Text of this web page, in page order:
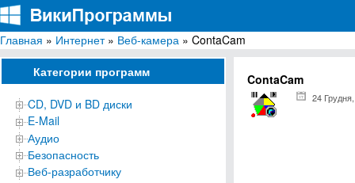
ВикиПрограммы
Энциклопедия бесплатных компьютерных программ для Windows
Главная » Интернет» Веб-камера » ContaCam
Категории программ
CD, DVD и BD диски
E-Mail
Аудио
Безопасность
Веб-разработчику
ContaCam
24